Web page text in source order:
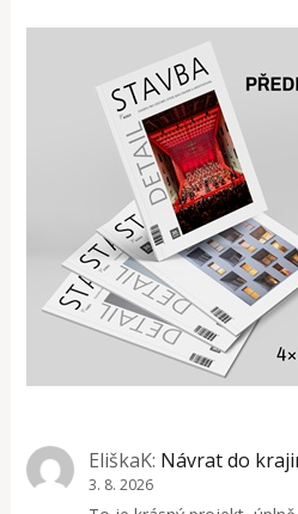
EliškaK: Návrat do
3. 8. 2026